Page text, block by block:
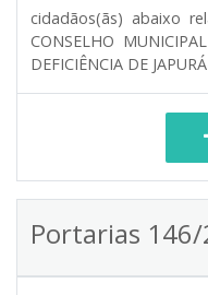
cidadãos(ãs) abaixo
CONSELHO
DEFICIÊNCIA DE
Portarias